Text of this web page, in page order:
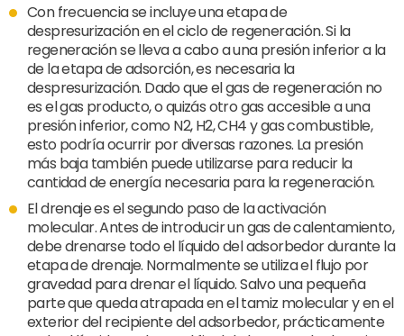
Con frecuencia se incluye una etapa de
despresurización en el ciclo de regeneración. Si la
regeneración se lleva a cabo a una presión inferior a la
de la etapa de adsorción, es necesaria la
despresurización. Dado que el gas de regeneración no
es el gas producto, o quizás otro gas accesible a una
presión inferior, como N2, H2, CH4 y gas combustible,
esto podría ocurrir por diversas razones. La presión
más baja también puede utilizarse para reducir la
cantidad de energía necesaria para la regeneración.
El drenaje es el segundo paso de la activación
molecular. Antes de introducir un gas de calentamiento,
debe drenarse todo el líquido del adsorbedor durante la
etapa de drenaje. Normalmente se utiliza el flujo por
gravedad para drenar el líquido. Salvo una pequeña
parte que queda atrapada en el tamiz molecular y en el
exterior del recipiente del adsorbedor, prácticamente